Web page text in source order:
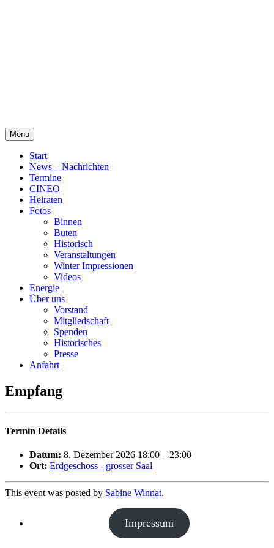
Menu
Start
News – Nachrichten
Termine
CINEO
Heiraten
Fotos
Binnen
Buten
Historisch
Veranstaltungen
Winter Impressionen
Videos
Energie
Über uns
Vorstand
Mitgliedschaft
Spenden
Historisches
Presse
Anfahrt
Empfang
Termin Details
Datum: 8. Dezember 2026 18:00 – 23:00
Ort: Erdgeschoss - grosser Saal
This event was posted by Sabine Winnat.
Impressum